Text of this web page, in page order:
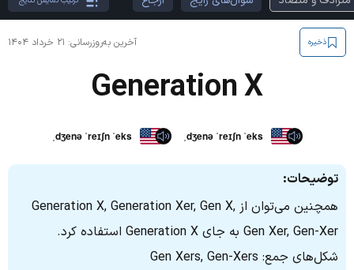
آخرین به‌روزرسانی: ۲۱ خرداد ۱۴۰۴ ذخیره
Generation X
ˌdʒenə ˈreɪʃn ˈeks ˌdʒenə ˈreɪʃn ˈeks
توضیحات:
همچنین می‌توان از Generation X, Generation Xer, Gen X,
Gen Xer, Gen-Xer به‌ جای Generation X استفاده کرد.
شکل‌های جمع: Gen Xers, Gen-Xers